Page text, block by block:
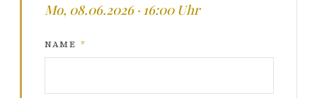
Mo, 08.06.2026 · 16:00 Uhr
NAME *